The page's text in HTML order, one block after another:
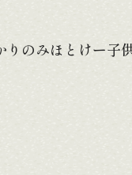
のみほとけー子